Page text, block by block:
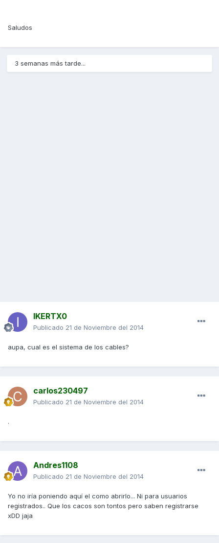
Saludos
3 semanas más tarde...
IKERTX0
Publicado 21 de Noviembre del 2014
aupa, cual es el sistema de los cables?
carlos230497
Publicado 21 de Noviembre del 2014
.
Andres1108
Publicado 21 de Noviembre del 2014
Yo no iría poniendo aquí el como abrirlo... Ni para usuarios
registrados.. Que los cacos son tontos pero saben registrarse
xDD jaja